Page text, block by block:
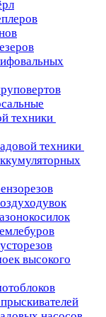
техники
техники
высокого